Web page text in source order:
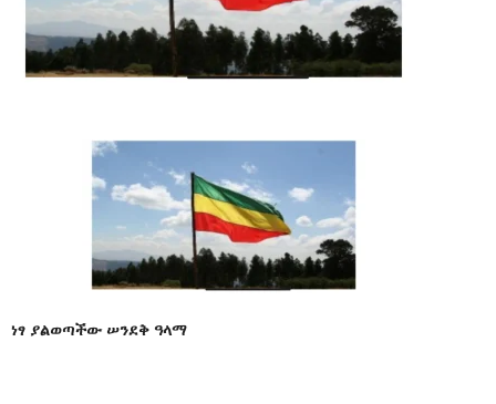
ነፃ ያልወጣችው ሠንደቅ ዓላማ